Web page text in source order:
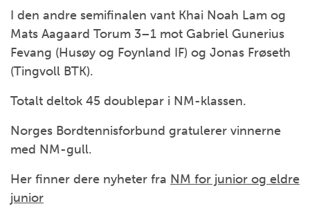
I den andre semifinalen vant Khai Noah Lam og
Mats Aagaard Torum 3–1 mot Gabriel Gunerius
Fevang (Husøy og Foynland IF) og Jonas Frøseth
(Tingvoll BTK).
Totalt deltok 45 doublepar i NM-klassen.
Norges Bordtennisforbund gratulerer vinnerne
med NM-gull.
Her finner dere nyheter fra NM for junior og eldre
junior